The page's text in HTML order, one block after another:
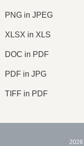
PNG in JPEG
XLSX in XLS
DOC in PDF
PDF in JPG
TIFF in PDF
2026